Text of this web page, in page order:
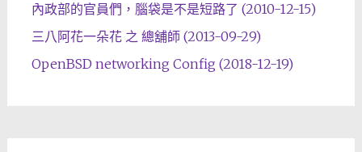
內政部的官員們，腦袋是不是短路了 (2010-12-15)
三八阿花一朵花 之 總舖師 (2013-09-29)
OpenBSD networking Config (2018-12-19)